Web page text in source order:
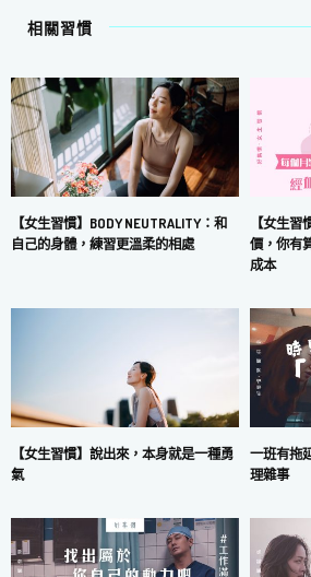
相關習慣
【女生習慣】BODY NEUTRALITY：和
自己的身體，練習更溫柔的相處
【女生
價，你有
成本
【女生習慣】說出來，本身就是一種勇
氣
一班有拖
理雜事